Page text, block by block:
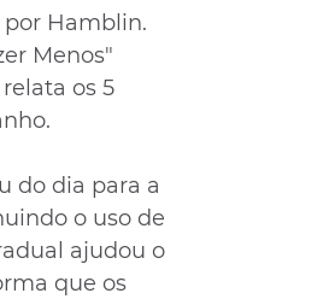
Hamblin.
Menos"
os 5
do dia para a
o uso de
ajudou o
que os